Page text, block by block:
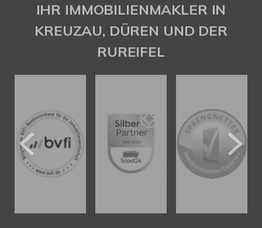
Gaspar Immobilienberatung
IHR IMMOBILIENMAKLER IN
KREUZAU, DÜREN UND DER
RUREIFEL